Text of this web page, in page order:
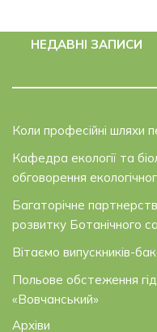
НЕДАВНІ ЗАПИСИ
Коли професійні шляхи
Кафедра екології та
обговорення
Багаторічне
розвитку Ботанічного
Вітаємо випускників-
Польове обстеження
«Вовчанський»
Архіви